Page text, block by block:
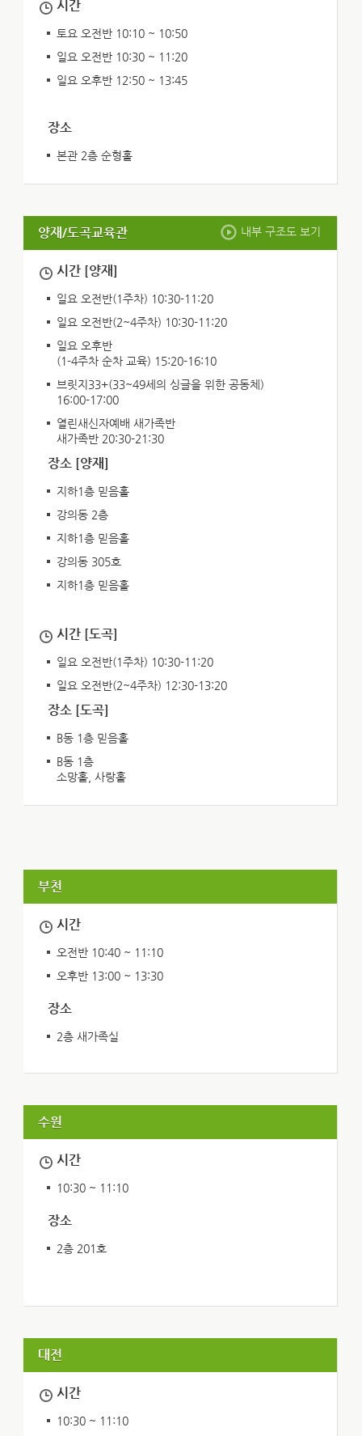
시간
토요 오전반 10:10 ~ 10:50
일요 오전반 10:30 ~ 11:20
일요 오후반 12:50 ~ 13:45
장소
본관 2층 순형홀
양재/도곡교육관 내부 구조도 보기
시간 [양재]
일요 오전반(1주차) 10:30-11:20
일요 오전반(2~4주차) 10:30-11:20
일요 오후반
(1-4주차 순차 교육) 15:20-16:10
브릿지33+(33~49세의 싱글을 위한 공동체)
16:00-17:00
열린새신자예배 새가족반
새가족반 20:30-21:30
장소 [양재]
지하1층 믿음홀
강의동 2층
지하1층 믿음홀
강의동 305호
지하1층 믿음홀
시간 [도곡]
일요 오전반(1주차) 10:30-11:20
일요 오전반(2~4주차) 12:30-13:20
장소 [도곡]
B동 1층 믿음홀
B동 1층
소망홀, 사랑홀
부천
시간
오전반 10:40 ~ 11:10
오후반 13:00 ~ 13:30
장소
2층 새가족실
수원
시간
10:30 ~ 11:10
장소
2층 201호
대전
시간
10:30 ~ 11:10